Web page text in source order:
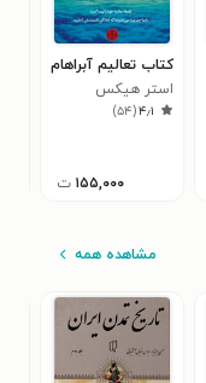
کتاب تعالیم آبراهام
استر هیکس
۴٫۱(۵۴)
۱۵۵,۰۰۰ ت
مشاهده همه